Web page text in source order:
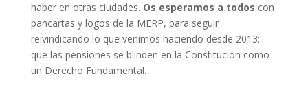
haber en otras ciudades. Os esperamos a todos con
pancartas y logos de la MERP, para seguir
reivindicando lo que venimos haciendo desde 2013:
que las pensiones se blinden en la Constitución como
un Derecho Fundamental.